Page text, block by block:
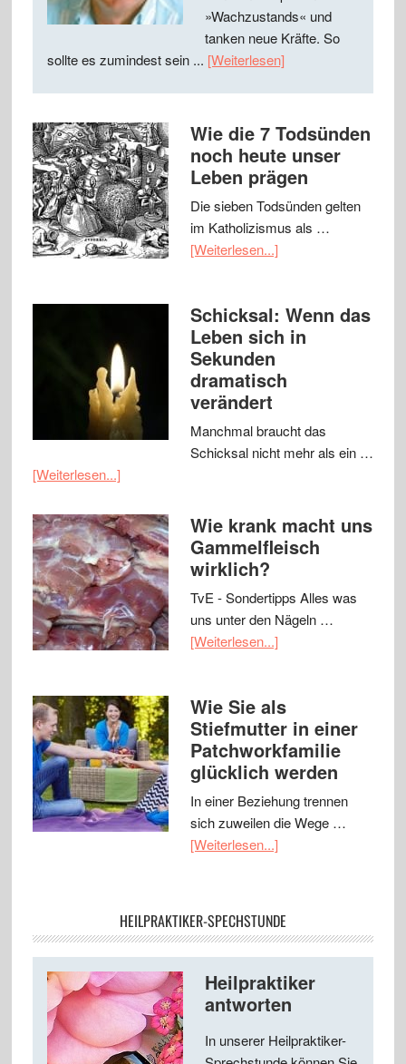
»Wachzustands« und
tanken neue Kräfte. So
sollte es zumindest sein ... [Weiterlesen]
Wie die 7 Todsünden
noch heute unser
Leben prägen
Die sieben Todsünden gelten
im Katholizismus als …
[Weiterlesen...]
Schicksal: Wenn das
Leben sich in
Sekunden
dramatisch
verändert
Manchmal braucht das
Schicksal nicht mehr als ein …
[Weiterlesen...]
Wie krank macht uns
Gammelfleisch
wirklich?
TvE - Sondertipps Alles was
uns unter den Nägeln …
[Weiterlesen...]
Wie Sie als
Stiefmutter in einer
Patchworkfamilie
glücklich werden
In einer Beziehung trennen
sich zuweilen die Wege …
[Weiterlesen...]
HEILPRAKTIKER-SPECHSTUNDE
Heilpraktiker
antworten
In unserer Heilpraktiker-